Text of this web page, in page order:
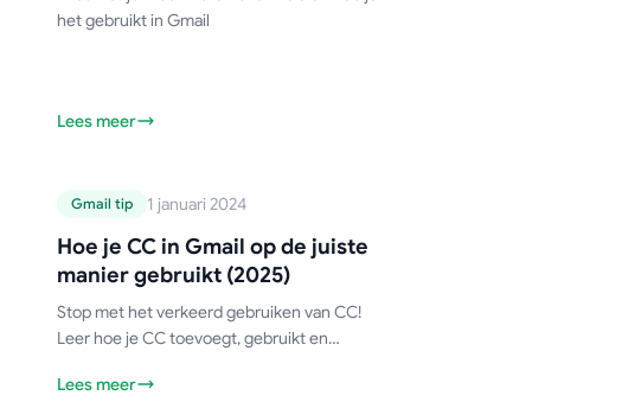
het gebruikt in Gmail
Lees meer
Hoe je CC in Gmail
op de juiste manier
gebruikt (2025)
Gmail-handleiding
Gmail tip 1 januari 2024
Hoe je CC in Gmail op de juiste
manier gebruikt (2025)
Stop met het verkeerd gebruiken van CC!
Leer hoe je CC toevoegt, gebruikt en
tutorial voor 2025 + veelgemaakte fouten
Lees meer